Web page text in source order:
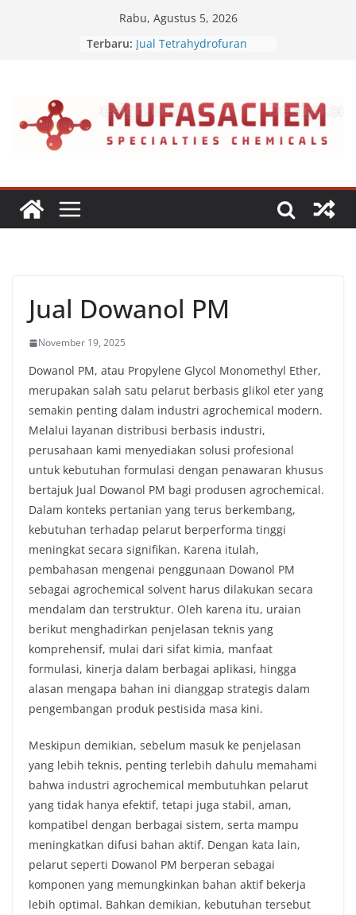
Rabu, Agustus 5, 2026
Terbaru: Jual Tetrahydrofuran
Jual Furfuryl Alcohol
Jual Dowanol PM
November 19, 2025
Dowanol PM, atau Propylene Glycol Monomethyl Ether,
merupakan salah satu pelarut berbasis glikol eter yang
semakin penting dalam industri agrochemical modern.
Melalui layanan distribusi berbasis industri,
perusahaan kami menyediakan solusi profesional
untuk kebutuhan formulasi dengan penawaran khusus
bertajuk Jual Dowanol PM bagi produsen agrochemical.
Dalam konteks pertanian yang terus berkembang,
kebutuhan terhadap pelarut berperforma tinggi
meningkat secara signifikan. Karena itulah,
pembahasan mengenai penggunaan Dowanol PM
sebagai agrochemical solvent harus dilakukan secara
mendalam dan terstruktur. Oleh karena itu, uraian
berikut menghadirkan penjelasan teknis yang
komprehensif, mulai dari sifat kimia, manfaat
formulasi, kinerja dalam berbagai aplikasi, hingga
alasan mengapa bahan ini dianggap strategis dalam
pengembangan produk pestisida masa kini.
Meskipun demikian, sebelum masuk ke penjelasan
yang lebih teknis, penting terlebih dahulu memahami
bahwa industri agrochemical membutuhkan pelarut
yang tidak hanya efektif, tetapi juga stabil, aman,
kompatibel dengan berbagai sistem, serta mampu
meningkatkan difusi bahan aktif. Dengan kata lain,
pelarut seperti Dowanol PM berperan sebagai
komponen yang memungkinkan bahan aktif bekerja
lebih optimal. Bahkan demikian, kebutuhan tersebut